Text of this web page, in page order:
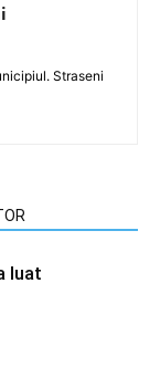
Straseni
luat